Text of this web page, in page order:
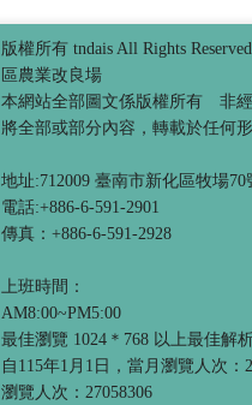
版權所有 tndais All Rights
區農業改良場
本網站全部圖文係版權所有 非
將全部或部分內容，轉載於任何
地址:712009 臺南市新化區牧場70
電話:+886-6-591-2901
傳真：+886-6-591-2928
上班時間：
AM8:00~PM5:00
最佳瀏覽 1024＊768 以上最佳解
自115年1月1日，當月瀏覽人次：
瀏覽人次：27058306